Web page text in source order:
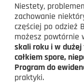
Niestety,
zachowanie
częściej po odzież
możesz powtórnie
skali roku i w
całkiem spore,
Program do
praktyki.